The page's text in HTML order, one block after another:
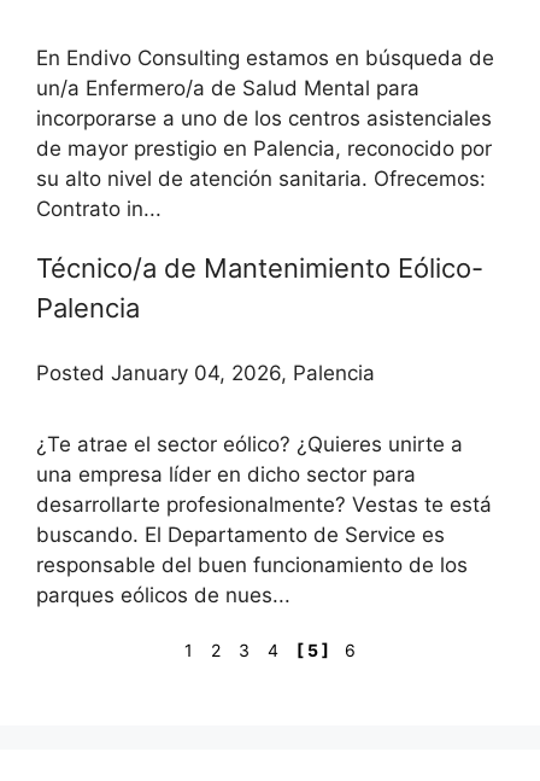
En Endivo Consulting estamos en búsqueda de
un/a Enfermero/a de Salud Mental para
incorporarse a uno de los centros asistenciales
de mayor prestigio en Palencia, reconocido por
su alto nivel de atención sanitaria. Ofrecemos:
Contrato in...
Técnico/a de Mantenimiento Eólico-
Palencia
Posted January 04, 2026, Palencia
¿Te atrae el sector eólico? ¿Quieres unirte a
una empresa líder en dicho sector para
desarrollarte profesionalmente? Vestas te está
buscando. El Departamento de Service es
responsable del buen funcionamiento de los
parques eólicos de nues...
1 2 3 4 [ 5 ] 6